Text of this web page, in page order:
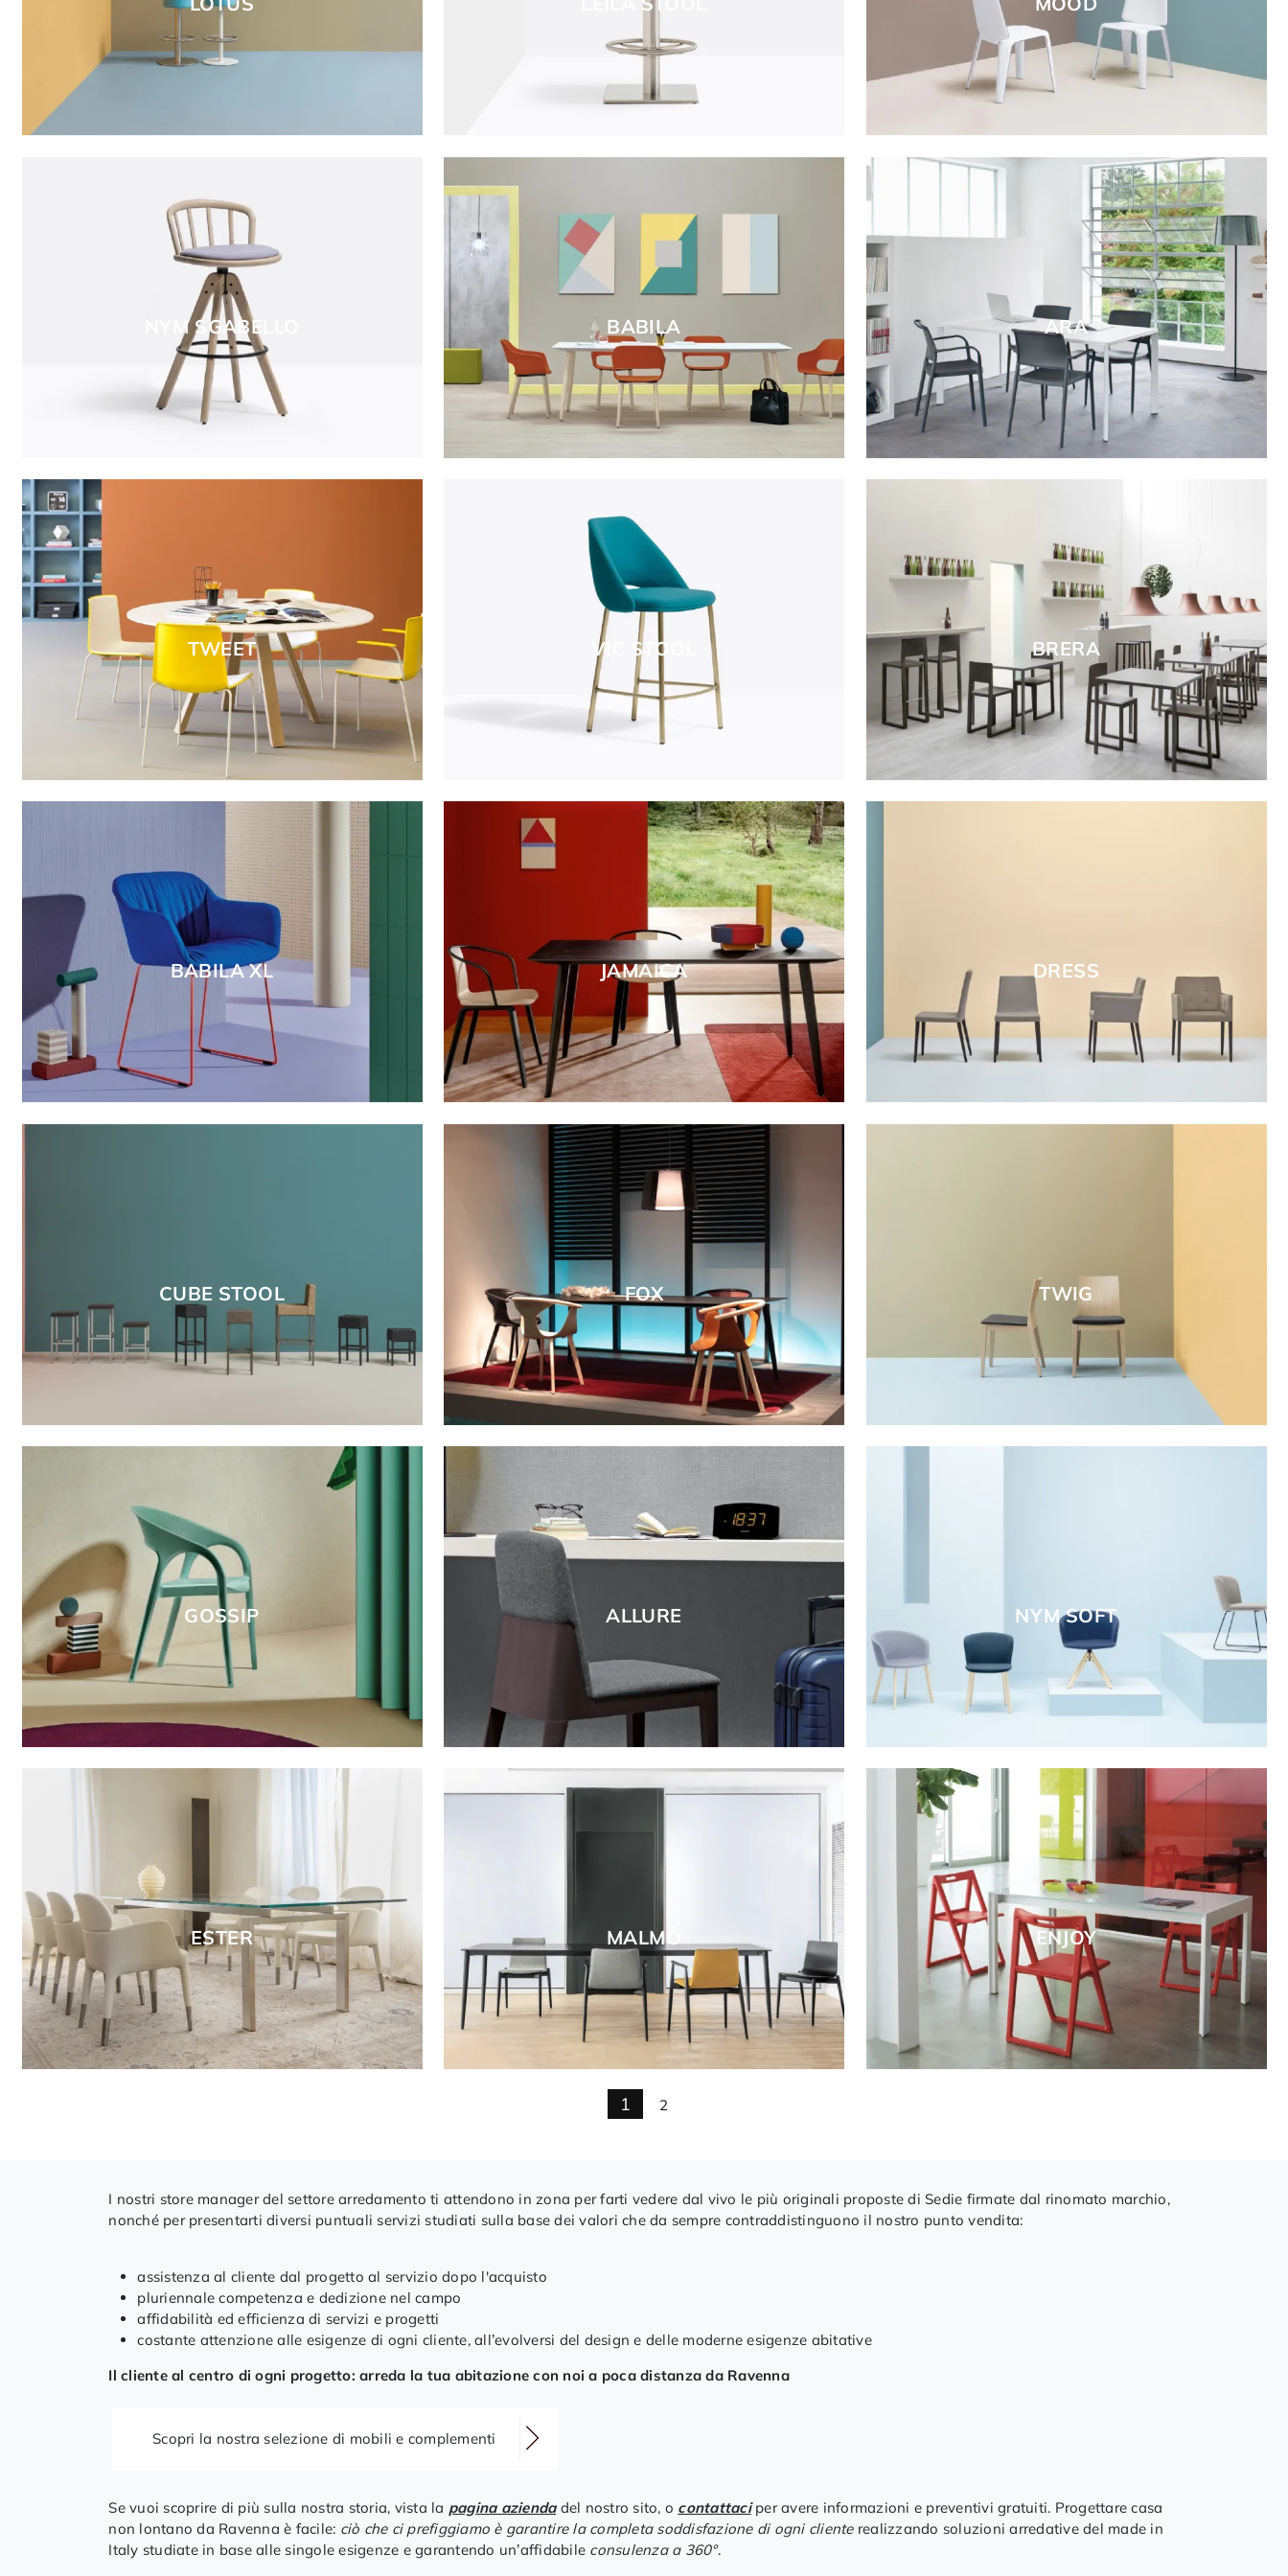
NYM SGABELLO BABILA ARA
TWEET VIC STOOL BRERA
BABILA XL JAMAICA DRESS
CUBE STOOL FOX TWIG
GOSSIP ALLURE NYM SOFT
ESTER MALMÖ ENJOY
1 2
I nostri store manager del settore arredamento ti attendono in zona per farti vedere dal vivo le più originali proposte di Sedie firmate dal rinomato marchio,
nonché per presentarti diversi puntuali servizi studiati sulla base dei valori che da sempre contraddistinguono il nostro punto vendita:
assistenza al cliente dal progetto al servizio dopo l'acquisto
pluriennale competenza e dedizione nel campo
affidabilità ed efficienza di servizi e progetti
costante attenzione alle esigenze di ogni cliente, all’evolversi del design e delle moderne esigenze abitative
Il cliente al centro di ogni progetto: arreda la tua abitazione con noi a poca distanza da Ravenna
Scopri la nostra selezione di mobili e complementi
Se vuoi scoprire di più sulla nostra storia, vista la pagina aziendadel nostro sito, o contattaciper avere informazioni e preventivi gratuiti. Progettare casa
non lontano da Ravenna è facile: ciò che ci prefiggiamo è garantire la completa soddisfazione di ogni clienterealizzando soluzioni arredative del made in
Italy studiate in base alle singole esigenze e garantendo un’affidabile consulenza a 360°.